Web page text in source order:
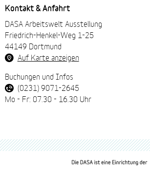
Kontakt & Anfahrt
DASA Arbeitswelt Ausstellung
Friedrich-Henkel-Weg 1-25
44149 Dortmund
Auf Karte anzeigen
Buchungen und Infos
(0231) 9071-2645
Mo - Fr: 07.30 - 16.30 Uhr